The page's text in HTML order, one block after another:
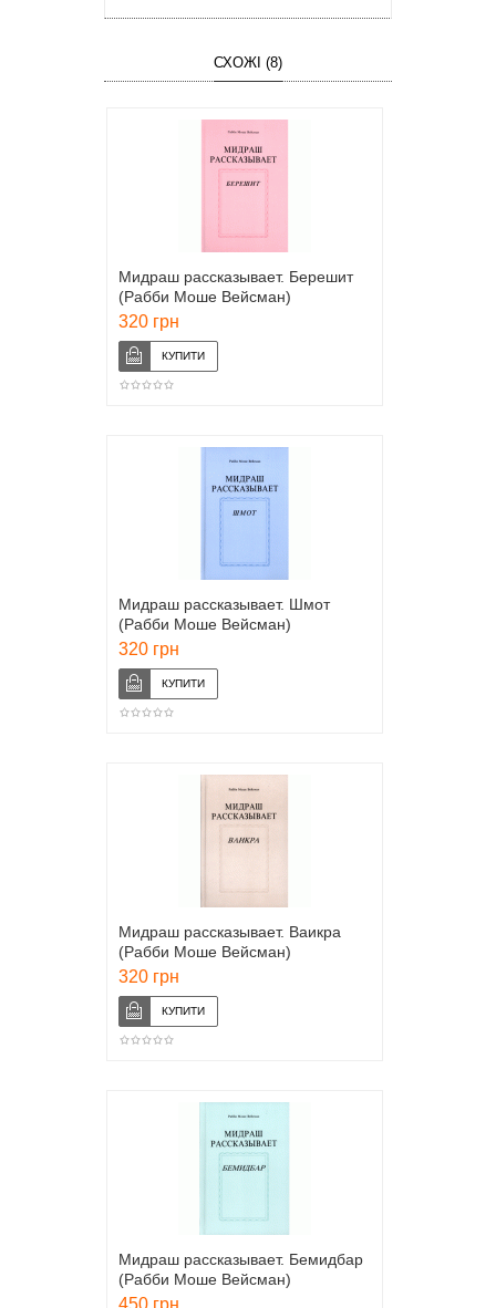
СХОЖІ (8)
Мидраш рассказывает. Берешит
(Рабби Моше Вейсман)
320 грн
Мидраш рассказывает. Шмот
(Рабби Моше Вейсман)
320 грн
Мидраш рассказывает. Ваикра
(Рабби Моше Вейсман)
320 грн
Мидраш рассказывает. Бемидбар
(Рабби Моше Вейсман)
450 грн